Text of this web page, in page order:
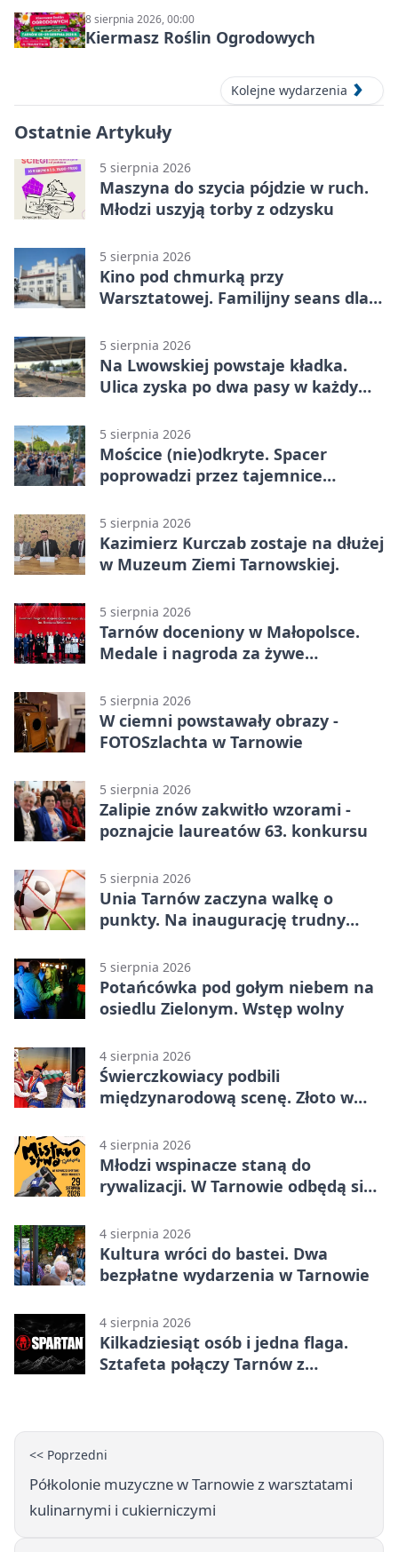
8 sierpnia 2026, 00:00
Kiermasz Roślin Ogrodowych
Kolejne wydarzenia
Ostatnie Artykuły
5 sierpnia 2026
Maszyna do szycia pójdzie w ruch.
Młodzi uszyją torby z odzysku
5 sierpnia 2026
Kino pod chmurką przy
Warsztatowej. Familijny seans dla
5 sierpnia 2026
Na Lwowskiej powstaje kładka.
Ulica zyska po dwa pasy w każdym
5 sierpnia 2026
Mościce (nie)odkryte. Spacer
poprowadzi przez tajemnice
5 sierpnia 2026
Kazimierz Kurczab zostaje na dłużej
w Muzeum Ziemi Tarnowskiej.
5 sierpnia 2026
Tarnów doceniony w Małopolsce.
Medale i nagroda za żywe
5 sierpnia 2026
W ciemni powstawały obrazy -
FOTOSzlachta w Tarnowie
5 sierpnia 2026
Zalipie znów zakwitło wzorami -
poznajcie laureatów 63. konkursu
5 sierpnia 2026
Unia Tarnów zaczyna walkę o
punkty. Na inaugurację trudny
5 sierpnia 2026
Potańcówka pod gołym niebem na
osiedlu Zielonym. Wstęp wolny
4 sierpnia 2026
Świerczkowiacy podbili
międzynarodową scenę. Złoto w
4 sierpnia 2026
Młodzi wspinacze staną do
rywalizacji. W Tarnowie odbędą się
4 sierpnia 2026
Kultura wróci do bastei. Dwa
bezpłatne wydarzenia w Tarnowie
4 sierpnia 2026
Kilkadziesiąt osób i jedna flaga.
Sztafeta połączy Tarnów z
<< Poprzedni
Półkolonie muzyczne w Tarnowie z warsztatami
kulinarnymi i cukierniczymi